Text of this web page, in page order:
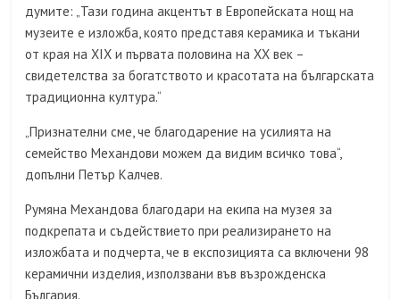
думите: „Тази година акцентът в Европейската нощ на
музеите е изложба, която представя керамика и тъкани
от края на XIX и първата половина на XX век –
свидетелства за богатството и красотата на българската
традиционна култура.“
„Признателни сме, че благодарение на усилията на
семейство Механдови можем да видим всичко това“,
допълни Петър Калчев.
Румяна Механдова благодари на екипа на музея за
подкрепата и съдействието при реализирането на
изложбата и подчерта, че в експозицията са включени 98
керамични изделия, използвани във възрожденска
България.